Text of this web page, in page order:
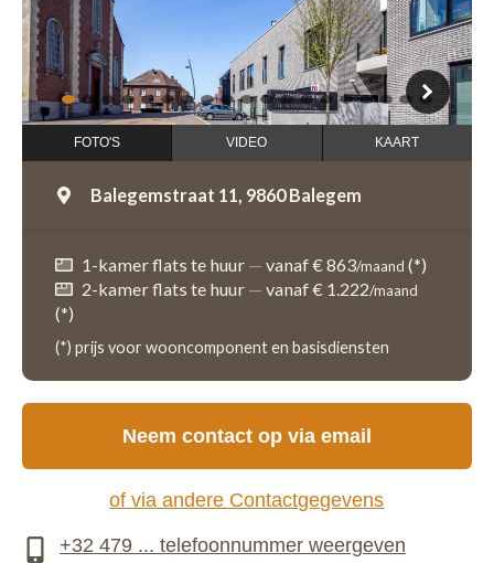
1 2 3 4 5 6 7 8 9 10111213141516171819
FOTO'S VIDEO KAART
Balegemstraat 11, 9860 Balegem
1-kamer flats te huur — vanaf € 863/maand (*)
2-kamer flats te huur — vanaf € 1.222/maand
(*)
(*) prijs voor wooncomponent en basisdiensten
Neem contact op via email
of via andere Contactgegevens